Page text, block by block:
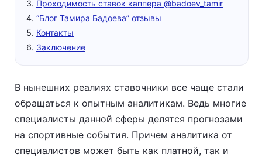
Проходимость ставок каппера @badoev_tamir
“Блог Тамира Бадоева” отзывы
Контакты
Заключение
В нынешних реалиях ставочники все чаще стали
обращаться к опытным аналитикам. Ведь многие
специалисты данной сферы делятся прогнозами
на спортивные события. Причем аналитика от
специалистов может быть как платной, так и